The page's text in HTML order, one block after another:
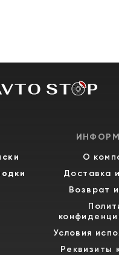
О
Доставка
Возврат
Условия
Реквизиты